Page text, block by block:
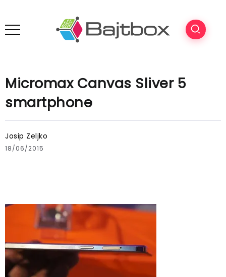
Micromax Canvas Sliver 5
smartphone
Josip Zeljko
18/06/2015